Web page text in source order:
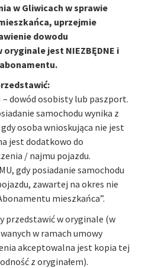
w Gliwicach w sprawie
uprzejmie
dowodu
jest NIEZBĘDNE i
– dowód osobisty lub paszport.
samochodu wynika z
osoba wnioskująca nie jest
jest dodatkowo do
/ najmu pojazdu.
gdy posiadanie samochodu
zawartej na okres nie
mieszkańca”.
przedstawić w oryginale (w
w ramach umowy
akceptowalna jest kopia tej
z oryginałem).